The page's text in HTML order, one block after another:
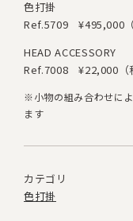
色打掛
Ref.5709
¥495,000
HEAD ACCESSORY
Ref.7008
¥22,000（
※小物の組み合わせに
ます
カテゴリ
色打掛